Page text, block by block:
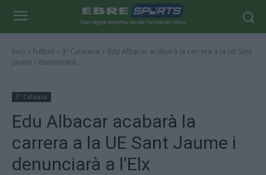
Inici Futbol 3ª Catalana
Edu Albacar acabarà la carrera a la UE Sant
Jaume i denunciarà...
3ª Catalana
Edu Albacar acabarà la
carrera a la UE Sant Jaume i
denunciarà a l’Elx